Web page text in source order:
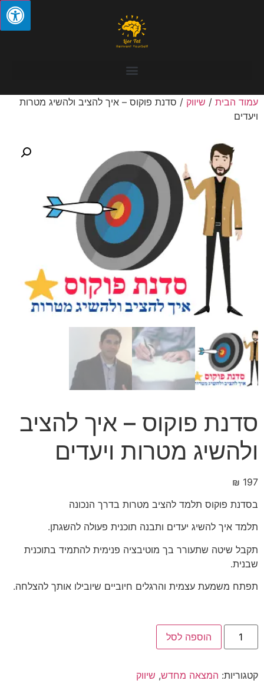
עמוד הבית / שיווק / סדנת פוקוס – איך להציב ולהשיג מטרות
ויעדים
סדנת פוקוס – איך להציב
ולהשיג מטרות ויעדים
₪ 197
בסדנת פוקוס תלמד להציב מטרות בדרך הנכונה
תלמד איך להשיג יעדים ותבנה תוכנית פעולה להשגתן.
תקבל שיטה שתעורר בך מוטיבציה פנימית להתמיד בתוכנית
שבנית.
תפתח משמעת עצמית והרגלים חיוביים שיובילו אותך להצלחה.
הוספה לסל
קטגוריות: המצאה מחדש, שיווק